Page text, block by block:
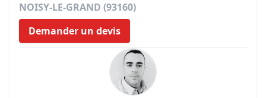
NOISY-LE-GRAND (93160)
Demander un devis